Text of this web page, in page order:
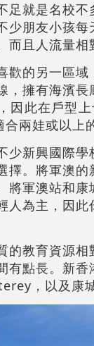
足就是名校不
少朋友小孩每
而且人流量相
歡的另一區域
，擁有海濱長
因此在戶型
兩娃或以上
少新興國際學
擇。將軍澳的
將軍澳站和康
人為主，因此
的教育資源相
有點長。新香
，以及康